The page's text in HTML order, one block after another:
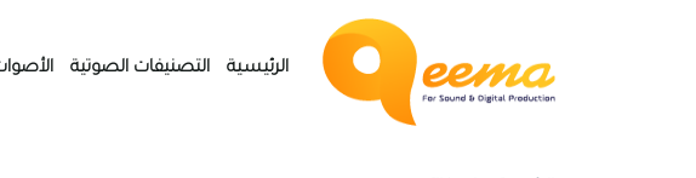
الرئيسية التصنيفات الصوتية